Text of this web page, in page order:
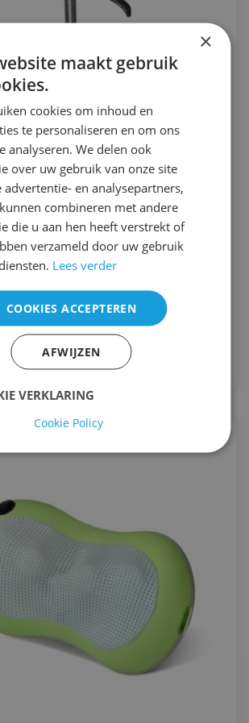
zadelzit met vlak zadel.
Bekijk
×
maakt gebruik
cookies om inhoud en
te personaliseren en om ons
analyseren. We delen ook
over uw gebruik van onze site
advertentie- en analysepartners,
combineren met andere
die u aan hen heeft verstrekt of
verzameld door uw gebruik
Lees verder
COOKIES ACCEPTEREN
AFWIJZEN
VERKLARING
Cookie Policy